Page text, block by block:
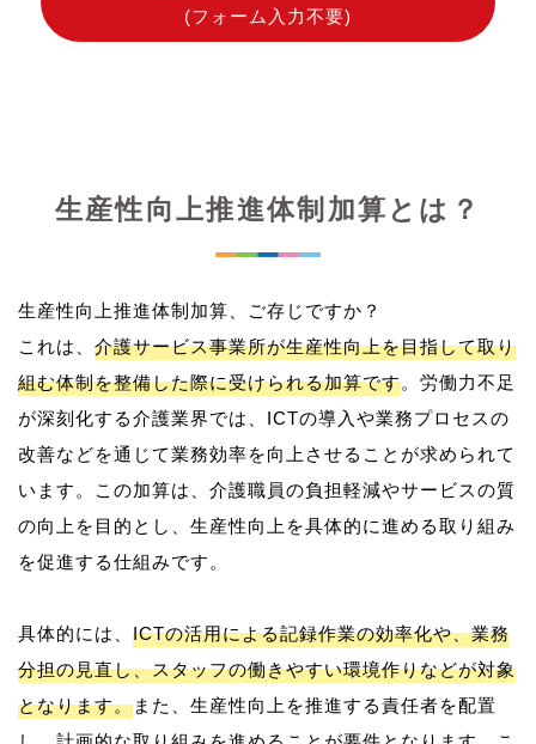
(フォーム入力不要)
生産性向上推進体制加算とは？
生産性向上推進体制加算、ご存じですか？
これは、 介護サービス事業所が生産性向上を目指して取り
組む体制を整備した際に受けられる加算です。労働力不足
が深刻化する介護業界では、ICTの導入や業務プロセスの
改善などを通じて業務効率を向上させることが求められて
います。この加算は、介護職員の負担軽減やサービスの質
の向上を目的とし、生産性向上を具体的に進める取り組み
を促進する仕組みです。
具体的には、 ICTの活用による記録作業の効率化や、業務
分担の見直し、スタッフの働きやすい環境作りなどが対象
となります。また、生産性向上を推進する責任者を配置